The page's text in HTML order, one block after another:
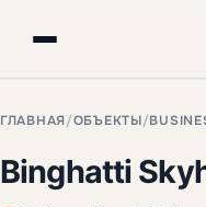
ГЛАВНАЯ/ОБЪЕКТЫ/
Binghatti